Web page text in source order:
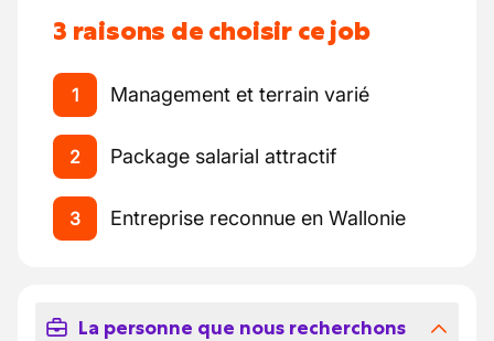
3 raisons de choisir ce job
1 Management et terrain varié
2 Package salarial attractif
3 Entreprise reconnue en Wallonie
La personne que nous recherchons